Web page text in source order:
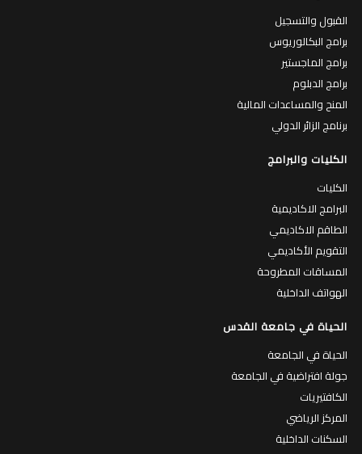
القبول والتسجيل
برامج البكالوريوس
برامج الماجستير
برامج الدبلوم
المنح والمساعدات المالية
برنامج الزائر الدولي
الكليات والبرامج
الكليات
البرامج الاكاديمية
الطاقم الاكاديمي
التقويم الأكاديمي
المساقات المطروحة
الهواتف الداخلية
الحياة في جامعة القدس
الحياة في الجامعة
جولة افتراضية في الجامعة
الكافتيريات
المركز الرياضي
السكنات الداخلية